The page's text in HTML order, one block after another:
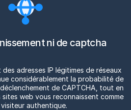
ni de captcha
adresses IP légitimes de réseaux
considérablement la probabilité de
de CAPTCHA, tout en
web vous reconnaissent comme
authentique.